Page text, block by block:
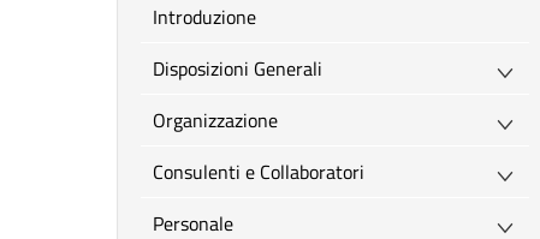
introduzione
Disposizioni Generali
Organizzazione
Consulenti e Collaboratori
Personale